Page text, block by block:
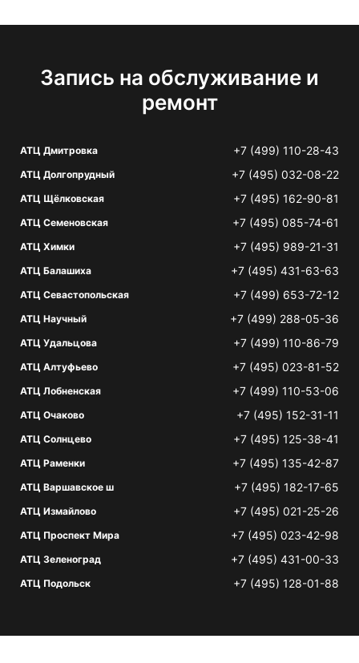
Запись на обслуживание и
ремонт
АТЦ Дмитровка +7 (499) 110-28-43
АТЦ Долгопрудный +7 (495) 032-08-22
АТЦ Щёлковская +7 (495) 162-90-81
АТЦ Семеновская +7 (495) 085-74-61
АТЦ Химки +7 (495) 989-21-31
АТЦ Балашиха +7 (495) 431-63-63
АТЦ Севастопольская +7 (499) 653-72-12
АТЦ Научный +7 (499) 288-05-36
АТЦ Удальцова +7 (499) 110-86-79
АТЦ Алтуфьево +7 (495) 023-81-52
АТЦ Лобненская +7 (499) 110-53-06
АТЦ Очаково +7 (495) 152-31-11
АТЦ Солнцево +7 (495) 125-38-41
АТЦ Раменки +7 (495) 135-42-87
АТЦ Варшавское ш +7 (495) 182-17-65
АТЦ Измайлово +7 (495) 021-25-26
АТЦ Проспект Мира +7 (495) 023-42-98
АТЦ Зеленоград +7 (495) 431-00-33
АТЦ Подольск +7 (495) 128-01-88